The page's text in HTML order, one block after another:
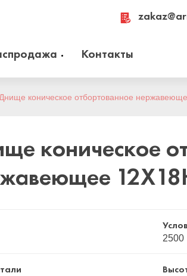
Контакты
stal.ru
Днище коническое отбортованное
коническое
2500